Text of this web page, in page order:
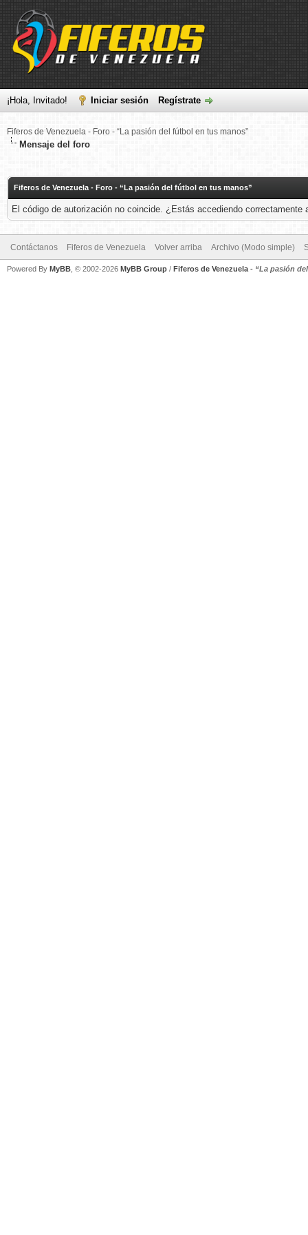
¡Hola, Invitado! Iniciar sesión Regístrate
Fiferos de Venezuela - Foro - “La pasión del fútbol en tus manos”
Mensaje del foro
Fiferos de Venezuela - Foro - “La pasión del fútbol en tus manos”
El código de autorización no coincide. ¿Estás accediendo
Contáctanos Fiferos de Venezuela Volver arriba Archivo (Modo simple)
Powered By MyBB , © 2002-2026 MyBB Group / Fiferos de Venezuela - “La pasión